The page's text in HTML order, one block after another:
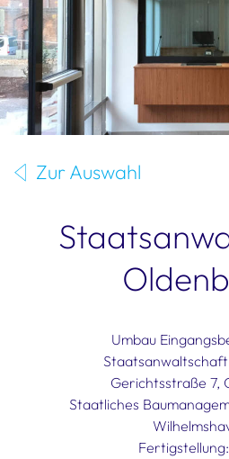
Zur Auswahl
Umbau
Gerichtsstraße 7,
Staatliches